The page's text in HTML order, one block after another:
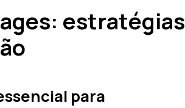
estratégias
para